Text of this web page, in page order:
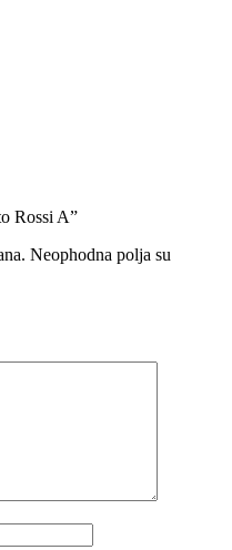
Rossi A”
Neophodna polja su